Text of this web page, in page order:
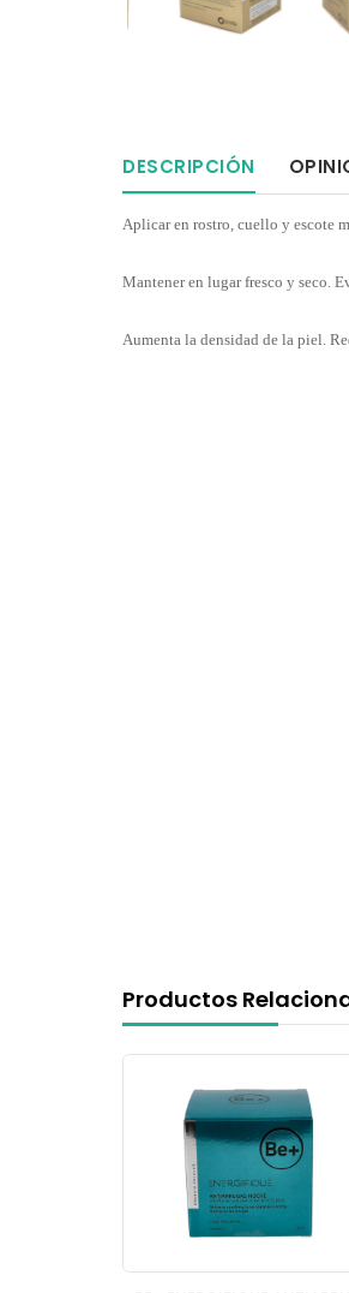
DESCRIPCIÓN
Aplicar en rostro, cuello y escote
Mantener en lugar fresco y seco.
Aumenta la densidad de la piel.
Productos